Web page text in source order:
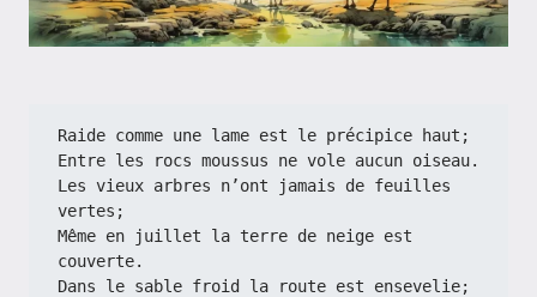
Raide comme une lame est le précipice haut;
Entre les rocs moussus ne vole aucun oiseau.
Les vieux arbres n’ont jamais de feuilles
vertes;
Même en juillet la terre de neige est
couverte.
Dans le sable froid la route est ensevelie;